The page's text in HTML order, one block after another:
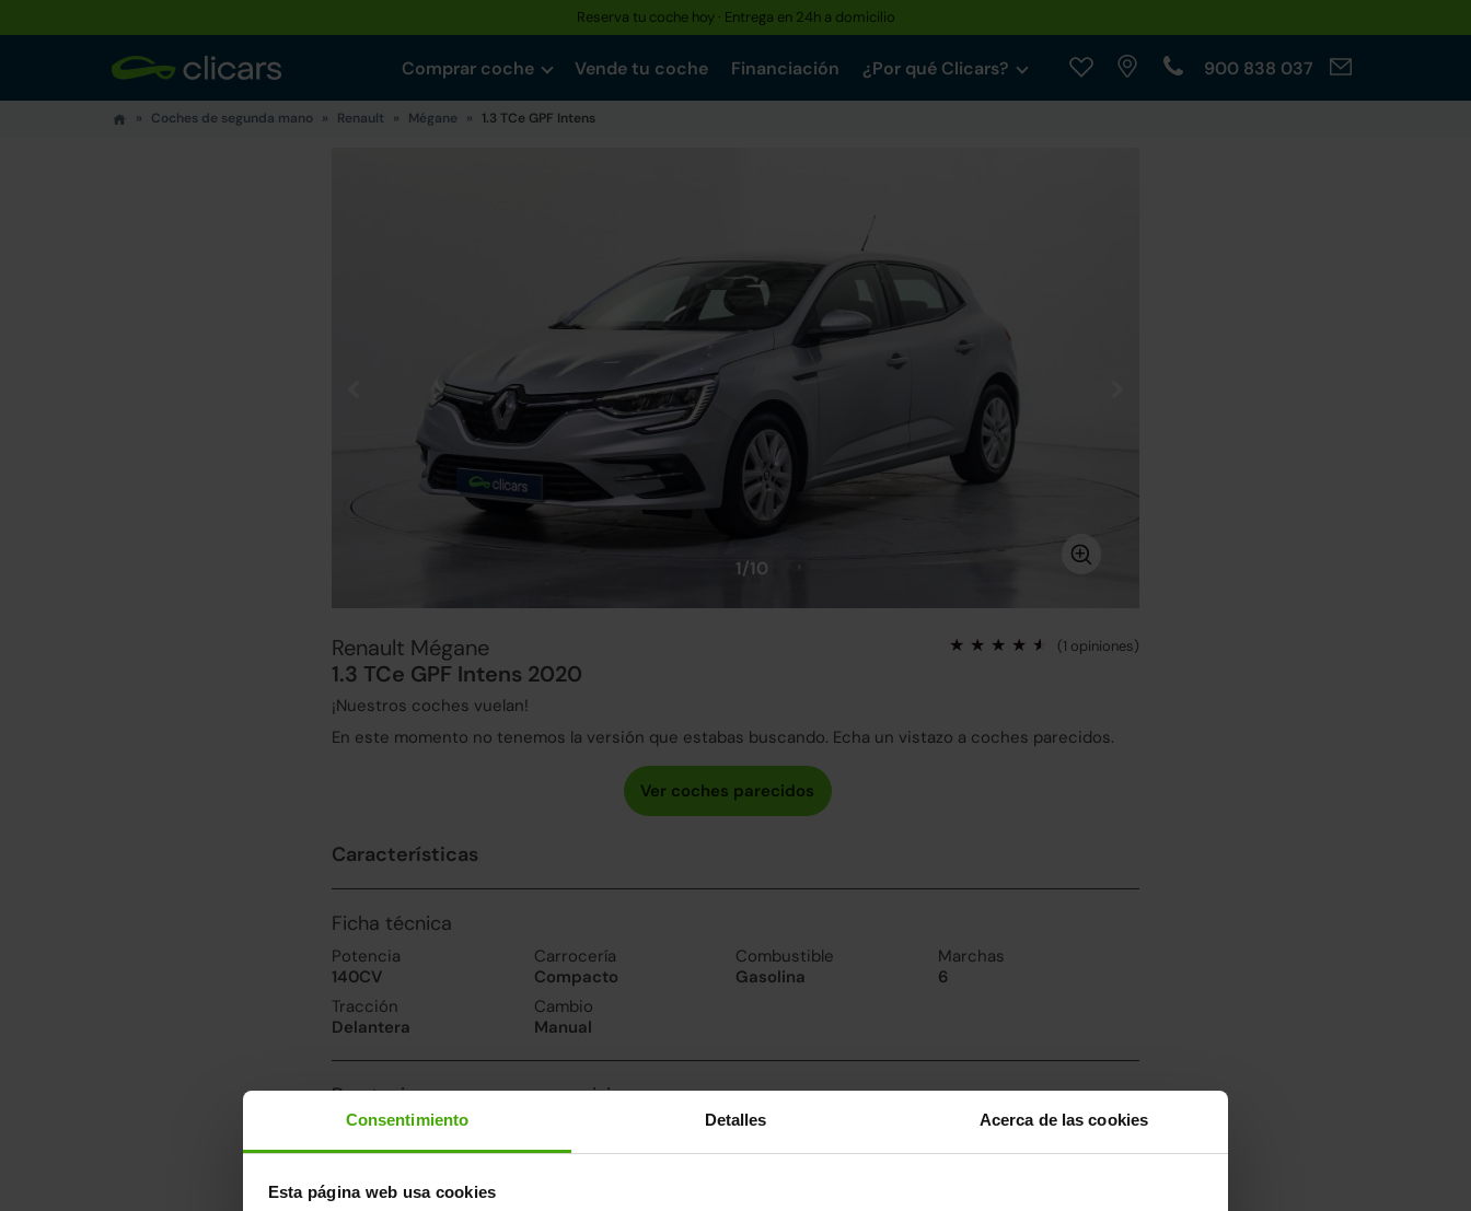
Consentimiento Detalles Acerca de las cookies
Esta página web usa cookies
Reserva tu coche hoy · Entrega en 24h a domicilio
Comprar coche Vende tu coche Financiación ¿Por qué Clicars? 900 838 037
Coches de segunda mano Renault Mégane 1.3 TCe GPF Intens
1/10
Renault Mégane
1.3 TCe GPF Intens 2020
(1 opiniones)
¡Nuestros coches vuelan!
En este momento no tenemos la versión que estabas buscando. Echa un vistazo a coches parecidos.
Características
Ficha técnica
Potencia
140CV
Carrocería
Compacto
Combustible
Gasolina
Marchas
6
Tracción
Delantera
Cambio
Manual
Prestaciones, consumo y emisiones
Velocidad máxima
205km/h
9.4segundos
Emisiones
122CO2
Consumo mixto
5.4l/100
7.2l/100